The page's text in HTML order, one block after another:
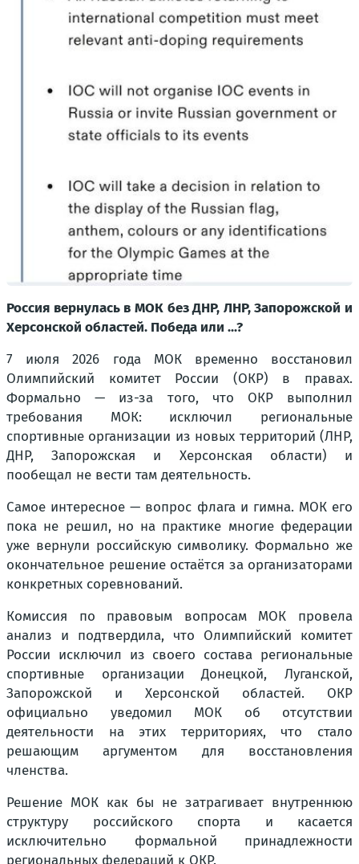
Россия вернулась в МОК без ДНР, ЛНР, Запорожской и
Херсонской областей. Победа или ...?
7 июля 2026 года МОК временно восстановил
Олимпийский комитет России (ОКР) в правах.
Формально — из-за того, что ОКР выполнил
требования МОК: исключил региональные
спортивные организации из новых территорий (ЛНР,
ДНР, Запорожская и Херсонская области) и
пообещал не вести там деятельность.
Самое интересное — вопрос флага и гимна. МОК его
пока не решил, но на практике многие федерации
уже вернули российскую символику. Формально же
окончательное решение остаётся за организаторами
конкретных соревнований.
Комиссия по правовым вопросам МОК провела
анализ и подтвердила, что Олимпийский комитет
России исключил из своего состава региональные
спортивные организации Донецкой, Луганской,
Запорожской и Херсонской областей. ОКР
официально уведомил МОК об отсутствии
деятельности на этих территориях, что стало
решающим аргументом для восстановления
членства.
Решение МОК как бы не затрагивает внутреннюю
структуру российского спорта и касается
исключительно формальной принадлежности
региональных федераций к ОКР.